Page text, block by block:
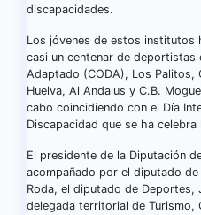
discapacidades.
Los jóvenes de estos institutos
casi un centenar de deportistas
Adaptado (CODA), Los Palitos,
Huelva, Al Andalus y C.B.
cabo coincidiendo con el Día
Discapacidad que se ha
El presidente de la Diputación
acompañado por el diputado
Roda, el diputado de Deportes,
delegada territorial de Turismo,